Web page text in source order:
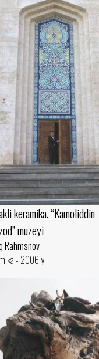
keramika. “Kamoliddin
muzeyi
Rahmsnov
- 2006 yil